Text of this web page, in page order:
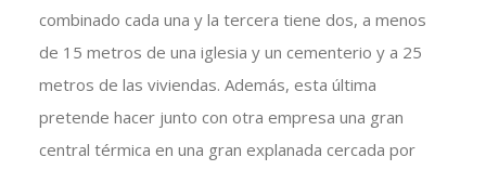
combinado cada una y la tercera tiene dos, a menos
de 15 metros de una iglesia y un cementerio y a 25
metros de las viviendas. Además, esta última
pretende hacer junto con otra empresa una gran
central térmica en una gran explanada cercada por